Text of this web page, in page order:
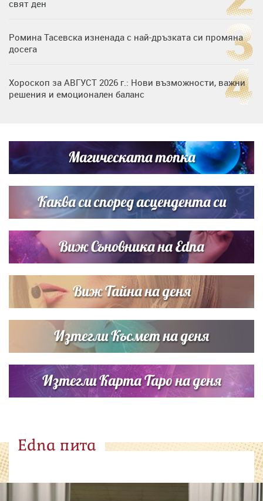
свят ден
Ромина Тасевска изненада с най-дръзката си промяна
досега
Хороскоп за АВГУСТ 2026 г.: Нови възможности, важни
решения и емоционален баланс
си деца на семейна морска приказка
Звездна ваканция в Майорка: Дженифър Анистън,
Кортни Кокс и Джим Къртис заедно на яхта
Магическата топка
Каква си според асцендента си
Виж Съновника на Edna
Виж Тайна на деня
Изтегли Късмет на деня
Изтегли Карта Таро на деня
Edna пита